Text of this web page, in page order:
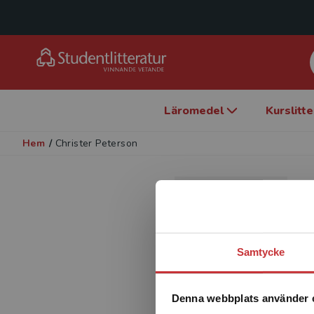
Samtycke
Denna webbplats använder
Läromedel
Hem / Christer Peterson